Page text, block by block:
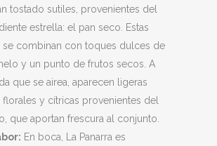
tostado sutiles, provenientes del
estrella: el pan seco. Estas
se combinan con toques dulces de
y un punto de frutos secos. A
que se airea, aparecen ligeras
florales y cítricas provenientes del
que aportan frescura al conjunto.
En boca, La Panarra es